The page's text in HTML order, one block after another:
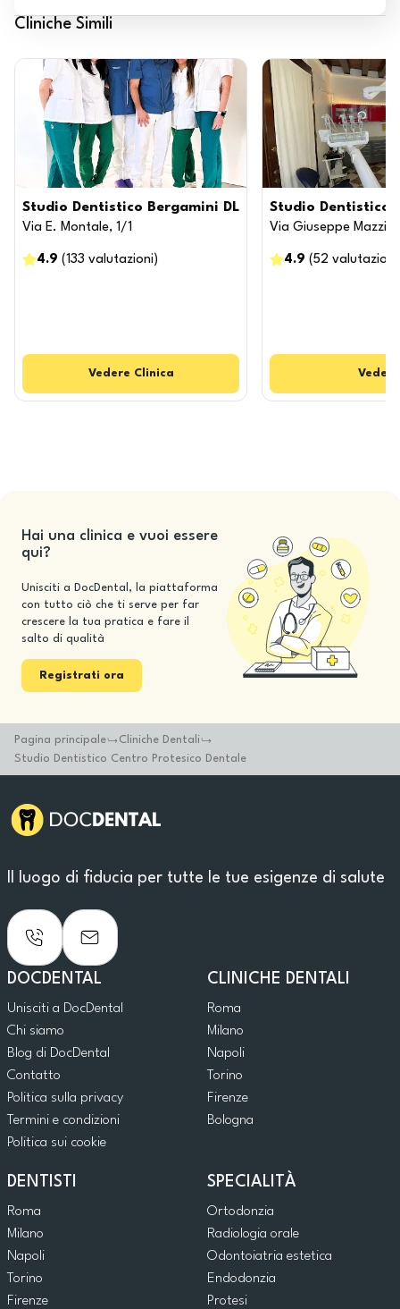
Cliniche Simili
Studio Dentistico Bergamini DL
Via E. Montale, 1/1
4.9 (133 valutazioni )
Vedere Clinica
Studio Dentistico
Via Giuseppe
4.9 (52 valutazioni
Vedere
Hai una clinica e vuoi essere
qui?
Unisciti a DocDental, la piattaforma
con tutto ciò che ti serve per far
crescere la tua pratica e fare il
salto di qualità
Registrati ora
Pagina principale
Cliniche Dentali
Studio Dentistico Centro Protesico Dentale
Il luogo di fiducia per tutte le tue esigenze di salute
DOCDENTAL
Unisciti a DocDental
Chi siamo
Blog di DocDental
Contatto
Politica sulla privacy
Termini e condizioni
Politica sui cookie
CLINICHE DENTALI
Roma
Milano
Napoli
Torino
Firenze
Bologna
DENTISTI
Roma
Milano
Napoli
Torino
Firenze
SPECIALITÀ
Ortodonzia
Radiologia orale
Odontoiatria estetica
Endodonzia
Protesi